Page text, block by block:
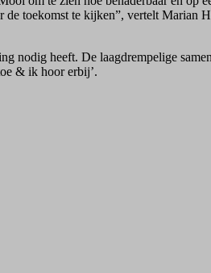
toekomst te kijken”, vertelt Marian
nodig heeft. De laagdrempelige
& ik hoor erbij’.